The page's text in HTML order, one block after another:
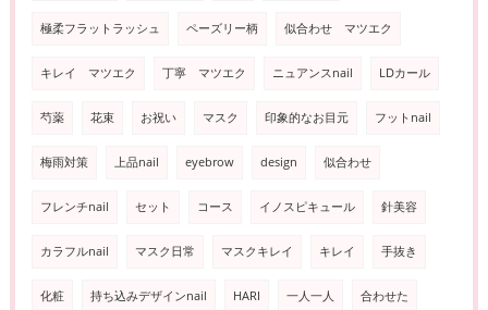
極柔フラットラッシュ ペーズリー柄 似合わせ マツエク
キレイ マツエク 丁寧 マツエク ニュアンスnail LDカール
芍薬 花束 お祝い マスク 印象的なお目元 フットnail
梅雨対策 上品nail eyebrow design 似合わせ
フレンチnail セット コース イノスピキュール 針美容
カラフルnail マスク日常 マスクキレイ キレイ 手抜き
化粧 持ち込みデザインnail HARI 一人一人 合わせた